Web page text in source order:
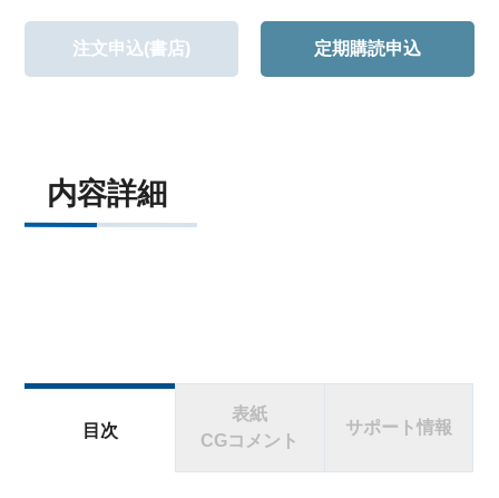
注文申込(書店) 定期購読申込
内容詳細
目次
表紙
CGコメント
サポート情報